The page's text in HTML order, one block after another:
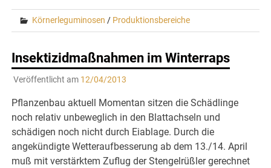
Körnerleguminosen / Produktionsbereiche
Insektizidmaßnahmen im Winterraps
Veröffentlicht am 12/04/2013
Pflanzenbau aktuell Momentan sitzen die Schädlinge
noch relativ unbeweglich in den Blattachseln und
schädigen noch nicht durch Eiablage. Durch die
angekündigte Wetteraufbesserung ab dem 13./14. April
muß mit verstärktem Zuflug der Stengelrüßler gerechnet